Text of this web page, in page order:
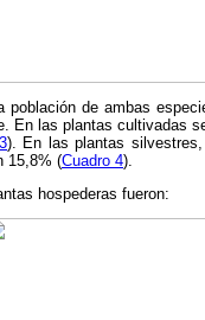
población de ambas
En las plantas cultivadas
). En las plantas
15,8% (Cuadro 4).
hospederas fueron: